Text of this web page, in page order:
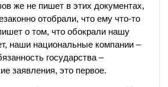
же не пишет в этих документах,
отобрали, что ему что-то
о том, что обокрали нашу
наши национальные компании –
государства –
заявления, это первое.